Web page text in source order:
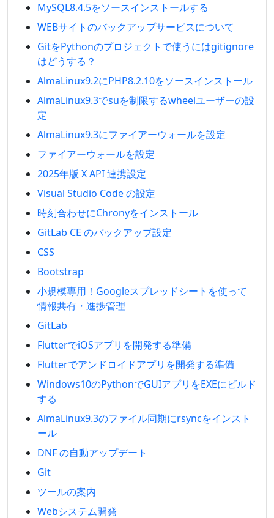
MySQL8.4.5をソースインストールする
WEBサイトのバックアップサービスについて
GitをPythonのプロジェクトで使うにはgitignore
はどうする？
AlmaLinux9.2にPHP8.2.10をソースインストール
AlmaLinux9.3でsuを制限するwheelユーザーの設
定
AlmaLinux9.3にファイアーウォールを設定
ファイアーウォールを設定
2025年版 X API 連携設定
Visual Studio Code の設定
時刻合わせにChronyをインストール
GitLab CE のバックアップ設定
CSS
Bootstrap
小規模専用！Googleスプレッドシートを使って
情報共有・進捗管理
GitLab
FlutterでiOSアプリを開発する準備
Flutterでアンドロイドアプリを開発する準備
Windows10のPythonでGUIアプリをEXEにビルド
する
AlmaLinux9.3のファイル同期にrsyncをインスト
ール
DNF の自動アップデート
Git
ツールの案内
Webシステム開発